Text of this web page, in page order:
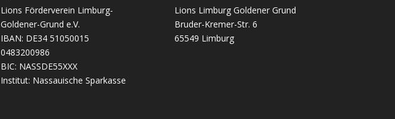
Lions Förderverein Limburg-
Goldener-Grund e.V.
IBAN: DE34 51050015
0483200986
BIC: NASSDE55XXX
Institut: Nassauische Sparkasse
Lions Limburg Goldener Grund
Bruder-Kremer-Str. 6
65549 Limburg